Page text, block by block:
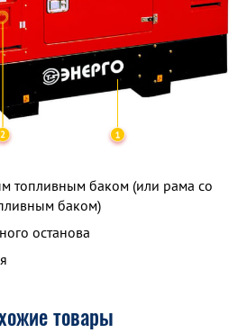
топливным баком (или рама со
баком)
останова
товары